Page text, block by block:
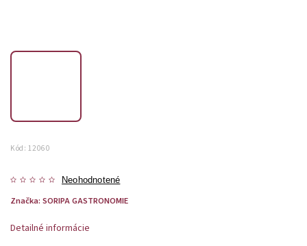
Kód: 12060
Neohodnotené
Značka: SORIPA GASTRONOMIE
Detailné informácie